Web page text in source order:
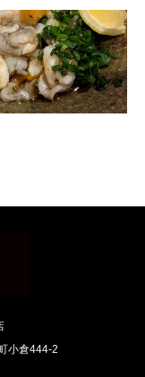
小倉444-2